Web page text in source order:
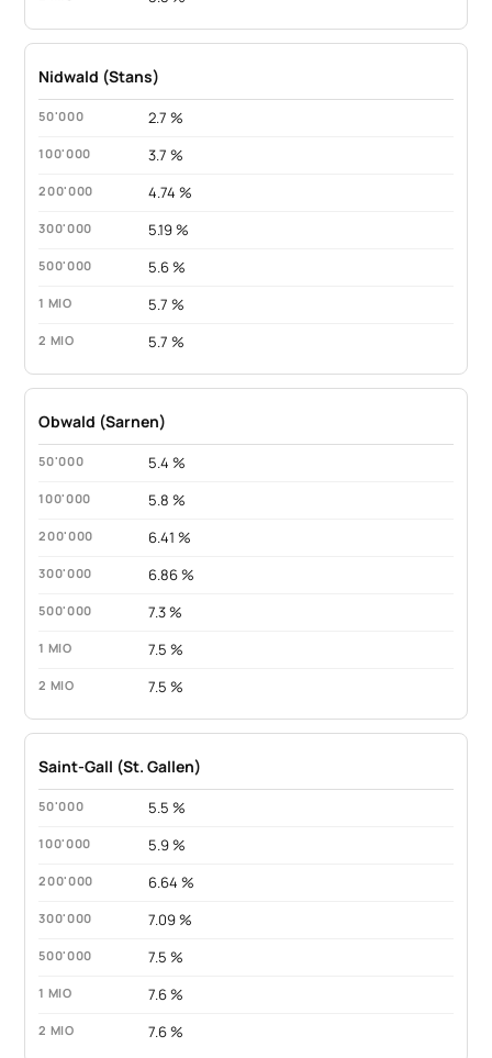
Nidwald (Stans)
2.7 %
3.7 %
4.74 %
5.19 %
5.6 %
5.7 %
5.7 %
Obwald (Sarnen)
5.4 %
5.8 %
6.41 %
6.86 %
7.3 %
7.5 %
7.5 %
Saint-Gall (St. Gallen)
5.5 %
5.9 %
6.64 %
7.09 %
7.5 %
7.6 %
7.6 %